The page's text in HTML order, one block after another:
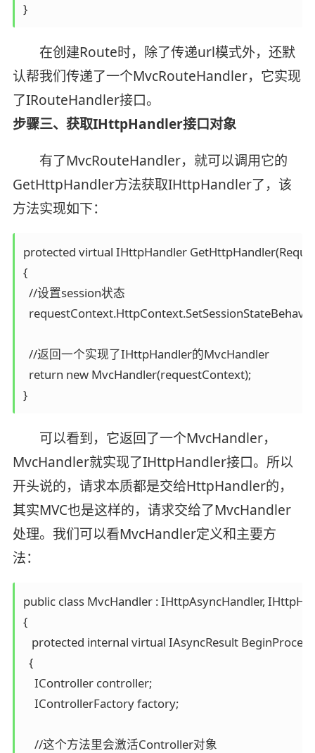
}
在创建Route时，除了传递url模式外，还默
认帮我们传递了一个MvcRouteHandler，它实现
了IRouteHandler接口。
步骤三、获取IHttpHandler接口对象
有了MvcRouteHandler，就可以调用它的
GetHttpHandler方法获取IHttpHandler了，该
方法实现如下：
protected virtual IHttpHandler
{
  //设置session状态
  //返回一个实现了IHttpHandler的MvcHandler
  return new MvcHandler(requestContext);
}
可以看到，它返回了一个MvcHandler，
MvcHandler就实现了IHttpHandler接口。所以
开头说的，请求本质都是交给HttpHandler的，
其实MVC也是这样的，请求交给了MvcHandler
处理。我们可以看MvcHandler定义和主要方
法：
public class MvcHandler : IHttpAsyncHandler,
{
protected internal virtual IAsyncResult
  {
    IController controller;
    IControllerFactory factory;
    //这个方法里会激活Controller对象